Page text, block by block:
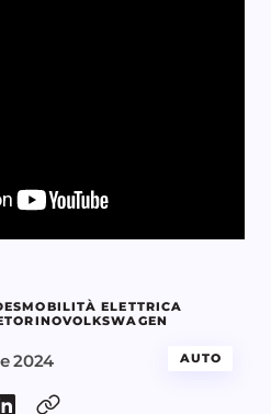
MOBILITÀ ELETTRICA
TORINOVOLKSWAGEN
2024 AUTO